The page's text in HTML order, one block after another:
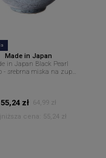
Made in Japan
in Japan Black Pearl
- srebrna miska na zupę
55,24 zł 64,99 zł
cena:
55,24 zł